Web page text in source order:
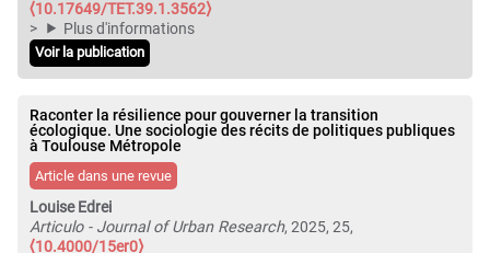
⟨10.17649/TET.39.1.3562⟩
Plus d'informations
Voir la publication
Raconter la résilience pour gouverner la transition
écologique. Une sociologie des récits de politiques publiques
à Toulouse Métropole
Article dans une revue
Louise Edrei
Articulo - Journal of Urban Research, 2025, 25,
⟨10.4000/15er0⟩